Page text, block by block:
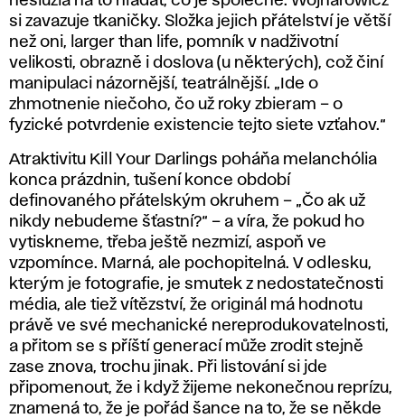
si zavazuje tkaničky. Složka jejich přátelství je větší
než oni, larger than life, pomník v nadživotní
velikosti, obrazně i doslova (u některých), což činí
manipulaci názornější, teatrálnější. „Ide o
zhmotnenie niečoho, čo už roky zbieram – o
fyzické potvrdenie existencie tejto siete vzťahov.“
Atraktivitu Kill Your Darlings poháňa melanchólia
konca prázdnin, tušení konce období
definovaného přátelským okruhem – „Čo ak už
nikdy nebudeme šťastní?“ – a víra, že pokud ho
vytiskneme, třeba ještě nezmizí, aspoň ve
vzpomínce. Marná, ale pochopitelná. V odlesku,
kterým je fotografie, je smutek z nedostatečnosti
média, ale tiež vítězství, že originál má hodnotu
právě ve své mechanické nereprodukovatelnosti,
a přitom se s příští generací může zrodit stejně
zase znova, trochu jinak. Při listování si jde
připomenout, že i když žijeme nekonečnou reprízu,
znamená to, že je pořád šance na to, že se někde